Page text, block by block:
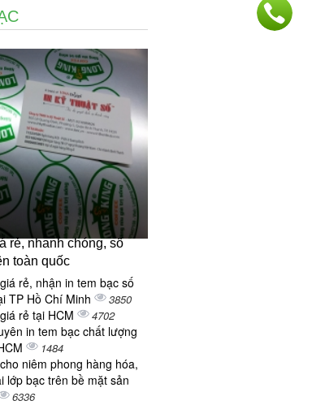
rẻ, nhanh chóng, số
toàn quốc
rẻ, nhận in tem bạc số
TP Hồ Chí Minh
3850
rẻ tại HCM 4702
in tem bạc chất lượng
1484
niêm phong hàng hóa,
lớp bạc trên bề mặt sản
6336